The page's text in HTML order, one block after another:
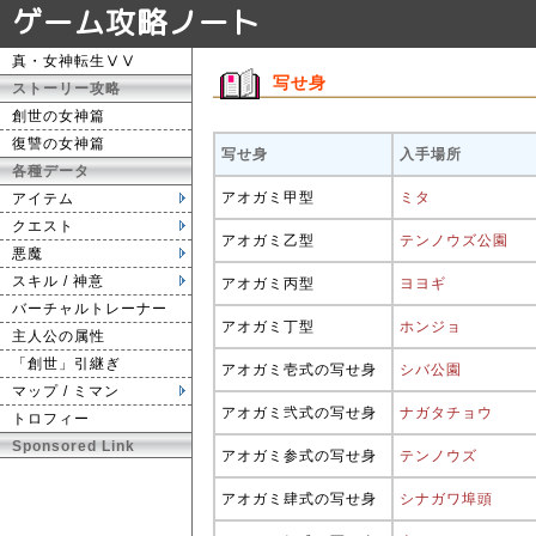
ゲーム攻略ノート
真・女神転生ⅤⅤ
ストーリー攻略
創世の女神篇
復讐の女神篇
各種データ
アイテム
クエスト
悪魔
スキル / 神意
バーチャルトレーナー
主人公の属性
「創世」引継ぎ
マップ / ミマン
トロフィー
Sponsored Link
写せ身
写せ身 入手場所
アオガミ甲型 ミタ
アオガミ乙型 テンノウズ公園
アオガミ丙型 ヨヨギ
アオガミ丁型 ホンジョ
アオガミ壱式の写せ身 シバ公園
アオガミ弐式の写せ身 ナガタチョウ
アオガミ参式の写せ身 テンノウズ
アオガミ肆式の写せ身 シナガワ埠頭